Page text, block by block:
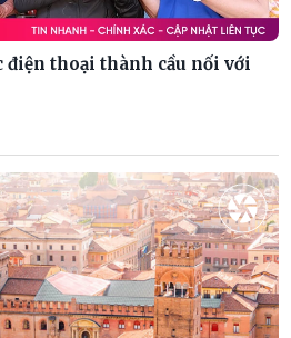
thoại thành cầu nối với